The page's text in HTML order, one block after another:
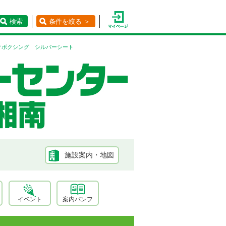
検索 条件を絞る ＞
クシング シルバーシート
施設案内・地図
イベント 案内パンフ